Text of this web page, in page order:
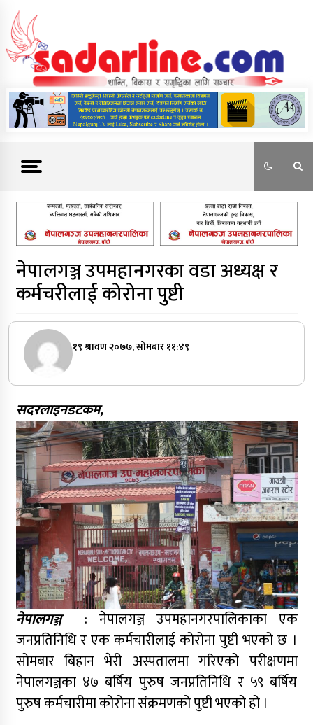
content
News For Nepal
नेपालगञ्ज उपमहानगरका वडा अध्यक्ष र
कर्मचरीलाई कोरोना पुष्टी
१९ श्रावण २०७७, सोमबार ११:४९
सदरलाइनडटकम,
नेपालगञ्ज: नेपालगञ्ज उपमहानगरपालिकाका एक
जनप्रतिनिधि र एक कर्मचारीलाई कोरोना पुष्टी भएको छ ।
सोमबार बिहान भेरी अस्पतालमा गरिएको परीक्षणमा
नेपालगञ्जका ४७ बर्षिय पुरुष जनप्रतिनिधि र ५९ बर्षिय
पुरुष कर्मचारीमा कोरोना संक्रमणको पुष्टी भएको हो ।